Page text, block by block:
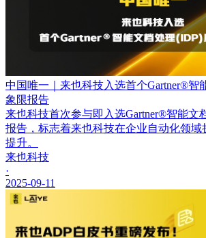
中国唯一｜来也科技入选首个Gartner®智
象限报告
来也科技首次参与即入选Gartner®智能文
报告，标志着来也科技在企业自动化领域
提升。
来也科技
·
2025-09-11